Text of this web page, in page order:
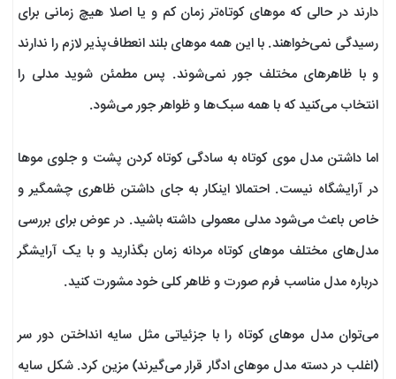
دارند در حالی که موهای کوتاه‌تر زمان کم و یا اصلا هیچ زمانی برای
رسیدگی نمی‌خواهند. با این همه موهای بلند انعطاف‌پذیر لازم را ندارند
و با ظاهرهای مختلف جور نمی‌شوند. پس مطمئن شوید مدلی را
انتخاب می‌کنید که با همه سبک‌ها و ظواهر جور می‌شود.
اما داشتن مدل موی کوتاه به سادگی کوتاه کردن پشت و جلوی موها
در آرایشگاه نیست. احتمالا اینکار به جای داشتن ظاهری چشمگیر و
خاص باعث می‌شود مدلی معمولی داشته باشید. در عوض برای بررسی
مدل‌های مختلف موهای کوتاه مردانه زمان بگذارید و با یک آرایشگر
درباره مدل مناسب فرم صورت و ظاهر کلی خود مشورت کنید.
می‌توان مدل موهای کوتاه را با جزئیاتی مثل سایه انداختن دور سر
(اغلب در دسته مدل موهای ادگار قرار می‌گیرند) مزین کرد. شکل سایه